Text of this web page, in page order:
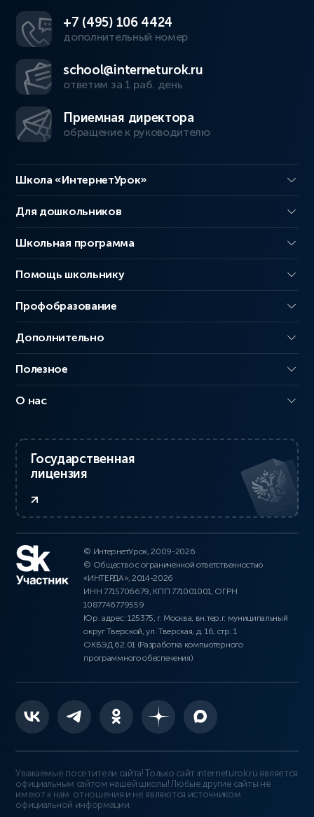
+7 (495) 106 4424
дополнительный номер
school@interneturok.ru
ответим за 1 раб. день
Приемная директора
обращение к руководителю
Школа «ИнтернетУрок»
Для дошкольников
Школьная программа
Помощь школьнику
Профобразование
Дополнительно
Полезное
О нас
Государственная
лицензия
© ИнтернетУрок, 2009-2026
© Общество с ограниченной ответственностью
«ИНТЕРДА», 2014-2026
ИНН 7715706679, КПП 771001001, ОГРН
1087746779559
Юр. адрес: 125375, г. Москва, вн.тер.г. муниципальный
округ Тверской, ул. Тверская, д. 16, стр. 1
ОКВЭД 62.01 (Разработка компьютерного
программного обеспечения)
Уважаемые посетители сайта! Только сайт interneturok.ru является
официальным сайтом нашей школы! Любые другие сайты не
имеют к нам отношения и не являются источником
официальной информации.